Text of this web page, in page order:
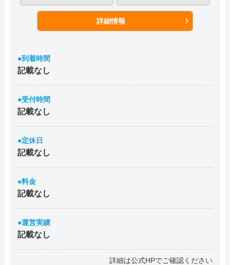
詳細情報
●到着時間
記載なし
●受付時間
記載なし
●定休日
記載なし
●料金
記載なし
●運営実績
記載なし
詳細は公式HPでご確認ください